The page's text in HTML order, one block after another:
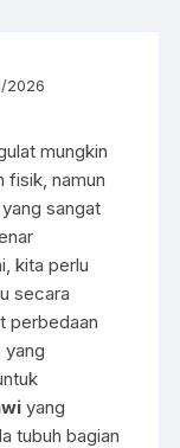
2026
mungkin
fisik, namun
sangat
kita perlu
secara
perbedaan
yang
yang
tubuh bagian